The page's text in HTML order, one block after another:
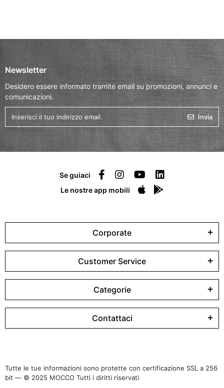
Newsletter
Desidero essere informato tramite email su promozioni, annunci e
comunicazioni.
Invia
Se guiaci
Le nostre app mobili
Corporate
Customer Service
Categorie
Contattaci
Tutte le tue informazioni sono protette con certificazione SSL a 256
bit — © 2025 MOCCO Tutti i diritti riservati